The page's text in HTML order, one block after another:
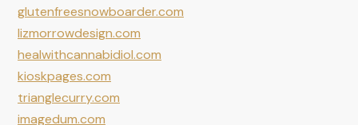
glutenfreesnowboarder.com
lizmorrowdesign.com
healwithcannabidiol.com
kioskpages.com
trianglecurry.com
imagedum.com